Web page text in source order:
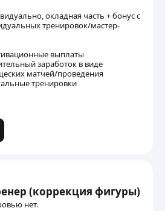
окладная часть + бонус с
тренировок/мастер-
выплаты
заработок в виде
матчей/проведения
тренировки
(коррекция фигуры)
нет.